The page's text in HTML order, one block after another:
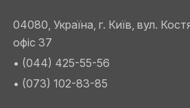
04080, Україна, г. Київ, вул.
офіс 37
• (044) 425-55-56
• (073) 102-83-85